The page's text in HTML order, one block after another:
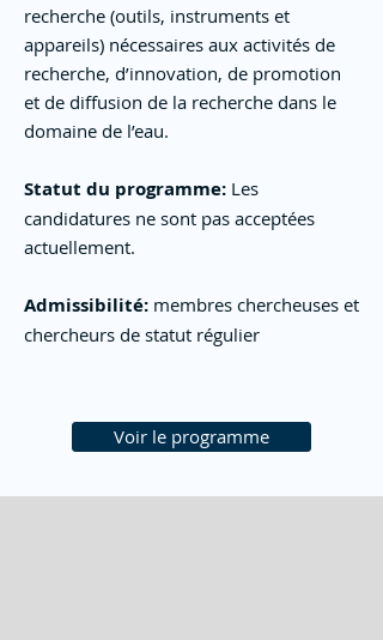
recherche (outils, instruments et
appareils) nécessaires aux activités de
recherche, d’innovation, de promotion
et de diffusion de la recherche dans le
domaine de l’eau.
Statut du programme: Les
candidatures ne sont pas acceptées
actuellement.
Admissibilité: membres chercheuses et
chercheurs de statut régulier
Voir le programme